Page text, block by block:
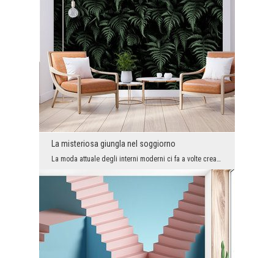
La misteriosa giungla nel soggiorno
La moda attuale degli interni moderni ci fa a volte creare spazi troppo minimalisti e leggermente...